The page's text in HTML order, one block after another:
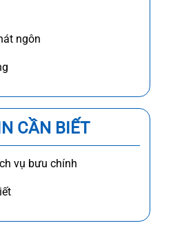
ngôn
CẦN BIẾT
vụ bưu chính